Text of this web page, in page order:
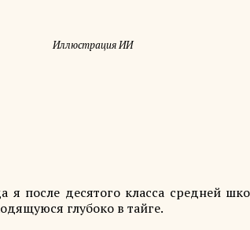
Иллюстрация ИИ
я после десятого класса средней
глубоко в тайге.